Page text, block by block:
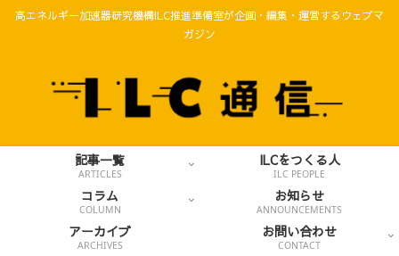
高エネルギー加速器研究機構ILC推進準備室が企画・編集・運営するウェブマ
ガジン
記事一覧
ARTICLES
ILCをつくる人
ILC PEOPLE
コラム
COLUMN
お知らせ
ANNOUNCEMENTS
アーカイブ
ARCHIVES
お問い合わせ
CONTACT